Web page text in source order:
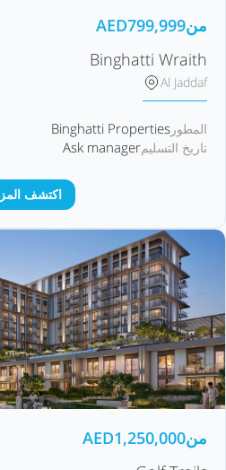
من AED799,999
Binghatti Wraith
Al Jaddaf
المطور Binghatti Properties
تاريخ التسليمAsk manager
اكتشف
من AED1,250,000